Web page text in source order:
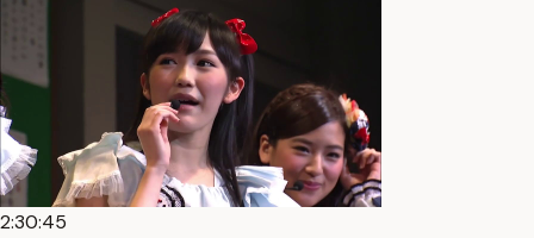
2:30:45